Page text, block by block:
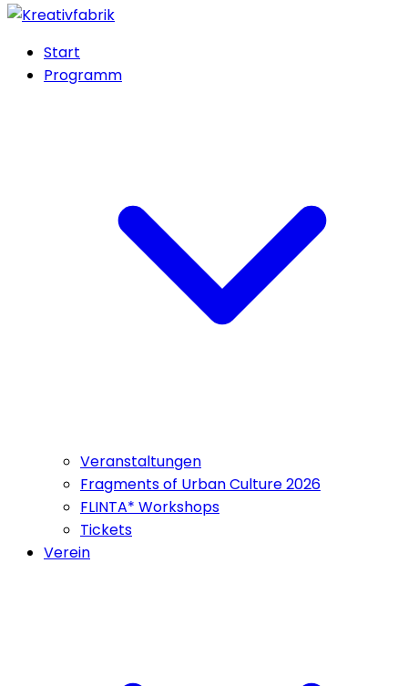
Start
Programm
Veranstaltungen
Fragments of Urban Culture 2026
FLINTA* Workshops
Tickets
Verein